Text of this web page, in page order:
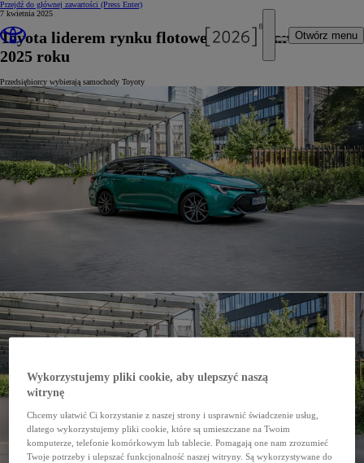
Przejdź do głównej zawartości (Press Enter)
Otwórz menu
7 kwietnia 2025
Toyota liderem rynku flotowego w I kwartale
2025 roku
Przedsiębiorcy wybierają samochody Toyoty
Wykorzystujemy pliki cookie, aby ulepszyć naszą
witrynę
Chcemy ułatwić Ci korzystanie z naszej strony i usprawnić świadczenie usług,
dlatego wykorzystujemy pliki cookie, które są umieszczane na Twoim
komputerze, telefonie komórkowym lub tablecie. Pomagają one nam zrozumieć
Twoje potrzeby i ulepszać funkcjonalność naszej witryny. Są wykorzystywane do